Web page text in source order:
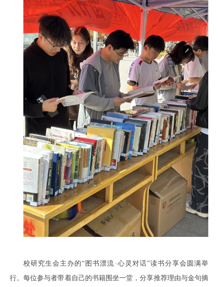
校研究生会主办的“图书漂流·心灵对话”读书分享会圆满举
行。每位参与者带着自己的书籍围坐一堂，分享推荐理由与金句摘